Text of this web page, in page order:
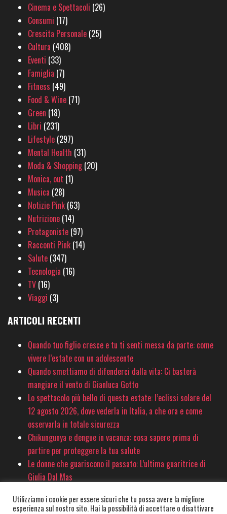
Cinema e Spettacoli (26)
Consumi (17)
Crescita Personale (25)
Cultura (408)
Eventi (33)
Famiglia (7)
Fitness (49)
Food & Wine (71)
Green (18)
Libri (231)
Lifestyle (297)
Mental Health (31)
Moda & Shopping(20)
Monica, out (1)
Musica (28)
Notizie Pink (63)
Nutrizione (14)
Protagoniste (97)
Racconti Pink (14)
Salute (347)
Tecnologia (16)
TV (16)
Viaggi (3)
ARTICOLI RECENTI
Quando tuo figlio cresce e tu ti senti messa da parte: come
vivere l’estate con un adolescente
Quando smettiamo di difenderci dalla vita: Ci basterà
mangiare il vento di Gianluca Gotto
Lo spettacolo più bello di questa estate: l’eclissi solare del
12 agosto 2026, dove vederla in Italia, a che ora e come
osservarla in totale sicurezza
Chikungunya e dengue in vacanza: cosa sapere prima di
partire per proteggere la tua salute
Le donne che guariscono il passato: L’ultima guaritrice di
Giulia Dal Mas
© PinkSociety.it 2020-2026 - È vietata la copia e la riproduzione dei contenuti
Utilizziamo i cookie per essere sicuri che tu possa avere la migliore
esperienza sul nostro sito. Hai la possibilità di accettare o disattivare